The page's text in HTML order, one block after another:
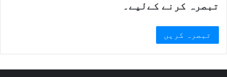
تبصرہ کرنے کےلیے۔